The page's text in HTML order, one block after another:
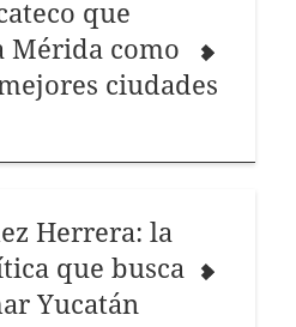
que
Mérida como
ciudades
Herrera: la
que busca
Yucatán